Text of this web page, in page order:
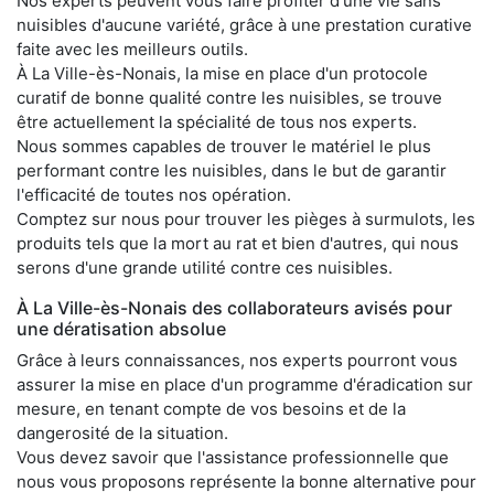
nuisibles d'aucune variété, grâce à une prestation curative
faite avec les meilleurs outils.
À La Ville-ès-Nonais, la mise en place d'un protocole
curatif de bonne qualité contre les nuisibles, se trouve
être actuellement la spécialité de tous nos experts.
Nous sommes capables de trouver le matériel le plus
performant contre les nuisibles, dans le but de garantir
l'efficacité de toutes nos opération.
Comptez sur nous pour trouver les pièges à surmulots, les
produits tels que la mort au rat et bien d'autres, qui nous
serons d'une grande utilité contre ces nuisibles.
À La Ville-ès-Nonais des collaborateurs avisés pour
une dératisation absolue
Grâce à leurs connaissances, nos experts pourront vous
assurer la mise en place d'un programme d'éradication sur
mesure, en tenant compte de vos besoins et de la
dangerosité de la situation.
Vous devez savoir que l'assistance professionnelle que
nous vous proposons représente la bonne alternative pour